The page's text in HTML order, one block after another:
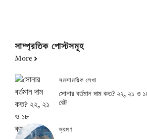
সাম্প্রতিক পোস্টসমূহ
More
সমসাময়িক লেখা
সোনার বর্তমান দাম কত? ২২, ২১ ও
রেট
ভ্রমণ